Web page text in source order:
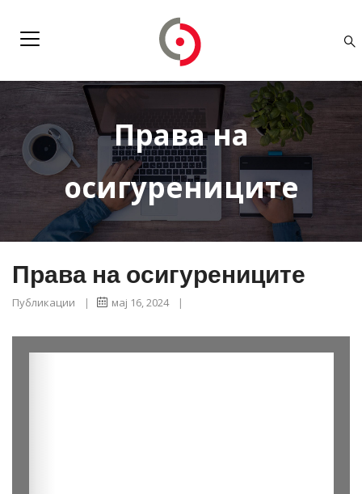
Права на
осигурениците
Права на осигурениците
Публикации | мај 16, 2024 |